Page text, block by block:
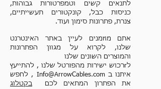
לתנאים קשים וטמפרטורות גבוהות,
כניסות כבל, קונקטורים תעשייתיים,
צנרת, פתרונות סימון ועוד.
אתם מוזמנים לעיין באתר האינטרנט
שלנו, לקרוא על מגוון הפתרונות
והמוצרים השונים שלנו
לrרכוש ישירות מהפורטל שלנו , להתייעץ
איתנו בInfo@ArrowCables.com , לחפש
את הפתרון המתאים לכם בקטלוג